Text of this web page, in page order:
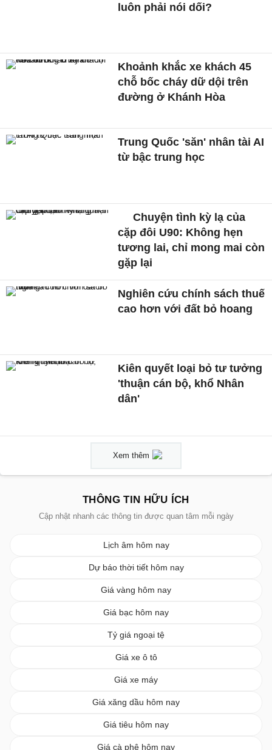
luôn phải nói dối?
Khoảnh khắc xe khách 45
chỗ bốc cháy dữ dội trên
đường ở Khánh Hòa
Trung Quốc 'săn' nhân tài AI
từ bậc trung học
Chuyện tình kỳ lạ của
cặp đôi U90: Không hẹn
tương lai, chỉ mong mai còn
gặp lại
Nghiên cứu chính sách thuế
cao hơn với đất bỏ hoang
Kiên quyết loại bỏ tư tưởng
'thuận cán bộ, khổ Nhân
dân'
Xem thêm
THÔNG TIN HỮU ÍCH
Cập nhật nhanh các thông tin được quan tâm mỗi ngày
Lịch âm hôm nay
Dự báo thời tiết hôm nay
Giá vàng hôm nay
Giá bạc hôm nay
Tỷ giá ngoại tệ
Giá xe ô tô
Giá xe máy
Giá xăng dầu hôm nay
Giá tiêu hôm nay
Giá cà phê hôm nay